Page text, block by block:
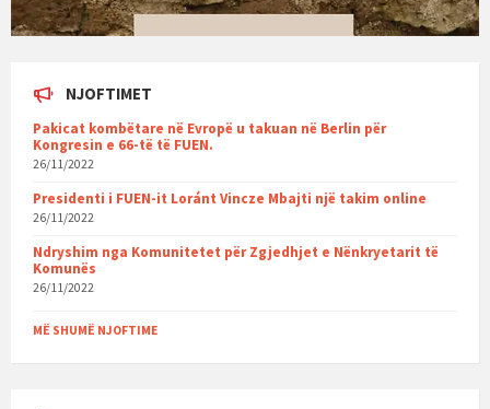
NJOFTIMET
Pakicat kombëtare në Evropë u takuan në Berlin për
Kongresin e 66-të të FUEN.
26/11/2022
Presidenti i FUEN-it Loránt Vincze Mbajti një takim online
26/11/2022
Ndryshim nga Komunitetet për Zgjedhjet e Nënkryetarit të
Komunës
26/11/2022
MË SHUMË NJOFTIME